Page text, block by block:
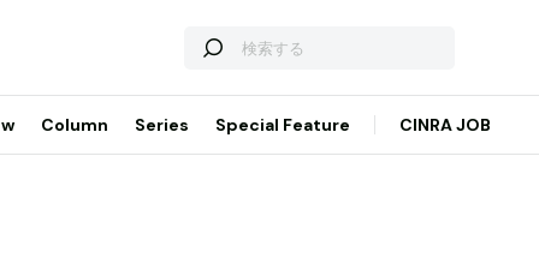
Column Series Special Feature CINRA JOB